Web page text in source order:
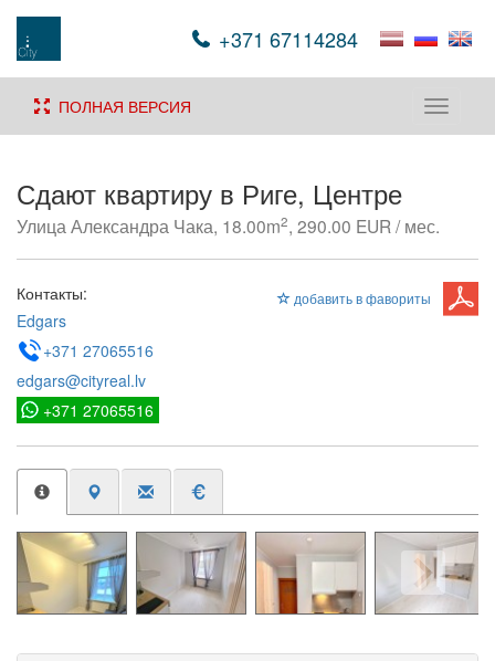
+371 67114284
Toggle
ПОЛНАЯ ВЕРСИЯ
Сдают квартиру в Риге, Центре
Улица Александра Чака, 18.00m2, 290.00 EUR / мес.
добавить в фавориты
Контакты:
Edgars
+371 27065516
edgars@cityreal.lv
+371 27065516